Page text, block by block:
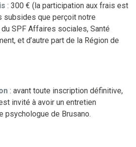
: 300 € (la participation aux frais est
subsides que perçoit notre
SPF Affaires sociales, Santé
et d’autre part de la Région de
: avant toute inscription définitive,
invité à avoir un entretien
psychologue de Brusano.